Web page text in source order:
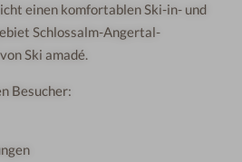
einen komfortablen Ski-in- und
Schlossalm-Angertal-
Ski amadé.
Besucher: